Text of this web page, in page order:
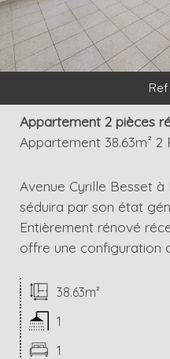
Appartement 2 pièces
Appartement 38.63m² 2
Avenue Cyrille Besset à
séduira par son état
Entièrement rénové
offre une configuration
38.63m²
1
1